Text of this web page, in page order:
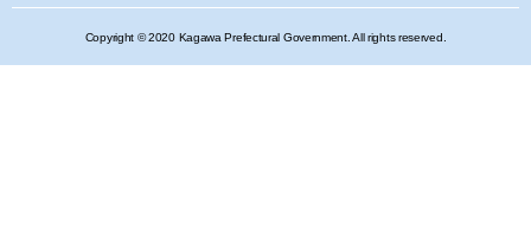
Copyright © 2020 Kagawa Prefectural Government. All rights reserved.